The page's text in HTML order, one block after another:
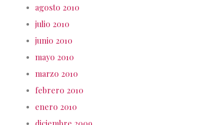
agosto 2010
julio 2010
junio 2010
mayo 2010
marzo 2010
febrero 2010
enero 2010